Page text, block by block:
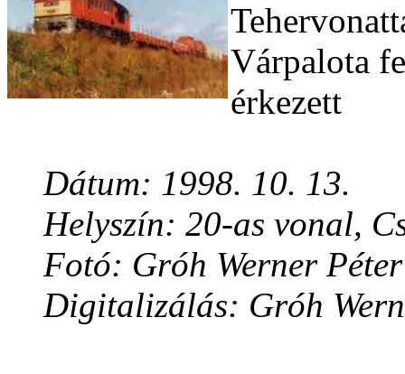
Várpalota
érkezett
Dátum: 1998. 10. 13.
Helyszín: 20-as vonal,
Fotó: Gróh Werner Péter
Digitalizálás: Gróh